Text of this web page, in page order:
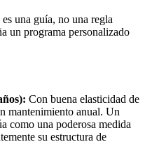
una guía, no una regla
un programa personalizado
Con buena elasticidad de
mantenimiento anual. Un
como una poderosa medida
su estructura de